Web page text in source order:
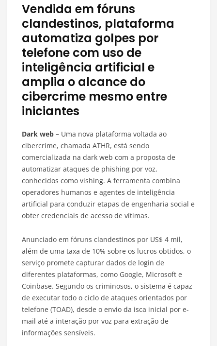
Vendida em fóruns
clandestinos, plataforma
automatiza golpes por
telefone com uso de
inteligência artificial e
amplia o alcance do
cibercrime mesmo entre
iniciantes
Dark web – Uma nova plataforma voltada ao
cibercrime, chamada ATHR, está sendo
comercializada na dark web com a proposta de
automatizar ataques de phishing por voz,
conhecidos como vishing. A ferramenta combina
operadores humanos e agentes de inteligência
artificial para conduzir etapas de engenharia social e
obter credenciais de acesso de vítimas.
Anunciado em fóruns clandestinos por US$ 4 mil,
além de uma taxa de 10% sobre os lucros obtidos, o
serviço promete capturar dados de login de
diferentes plataformas, como Google, Microsoft e
Coinbase. Segundo os criminosos, o sistema é capaz
de executar todo o ciclo de ataques orientados por
telefone (TOAD), desde o envio da isca inicial por e-
mail até a interação por voz para extração de
informações sensíveis.